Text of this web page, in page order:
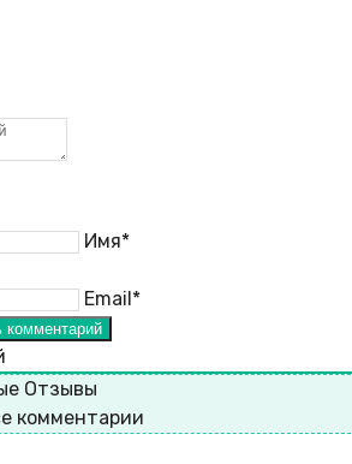
Имя*
Email*
Отзывы
комментарии